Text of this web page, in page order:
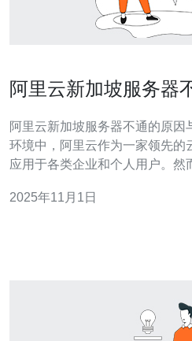
阿里云新加坡服务器
阿里云新加坡服务器不通的原因
环境中，阿里云作为一家领先的
应用于各类企业和个人用户。然
给用户带来了困扰。本文将为您
2025年11月1日